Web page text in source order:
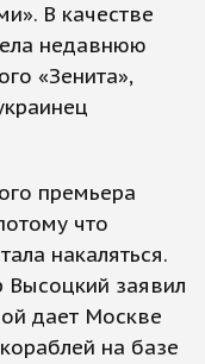
В качестве
недавнюю
«Зенита»,
премьера
что
накаляться.
заявил
дает Москве
на базе